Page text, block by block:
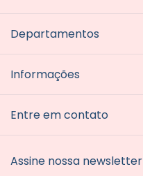
Departamentos
Informações
Entre em contato
Assine nossa newsletter